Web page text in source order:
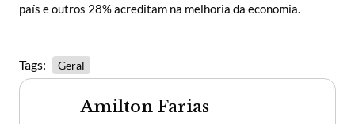
país e outros 28% acreditam na melhoria da economia.
Tags: Geral
Amilton Farias